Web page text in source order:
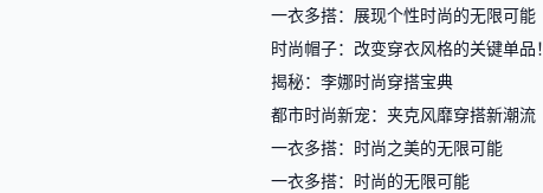
一衣多搭：展现个性时尚的无限可能
时尚帽子：改变穿衣风格的关键单品！
揭秘：李娜时尚穿搭宝典
都市时尚新宠：夹克风靡穿搭新潮流
一衣多搭：时尚之美的无限可能
一衣多搭：时尚的无限可能